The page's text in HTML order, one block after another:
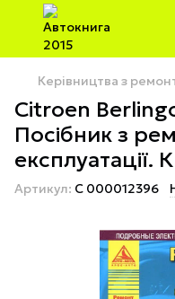
Керівництва з
Citroen
Посібник з
експлуатації.
Артикул: C 000012396